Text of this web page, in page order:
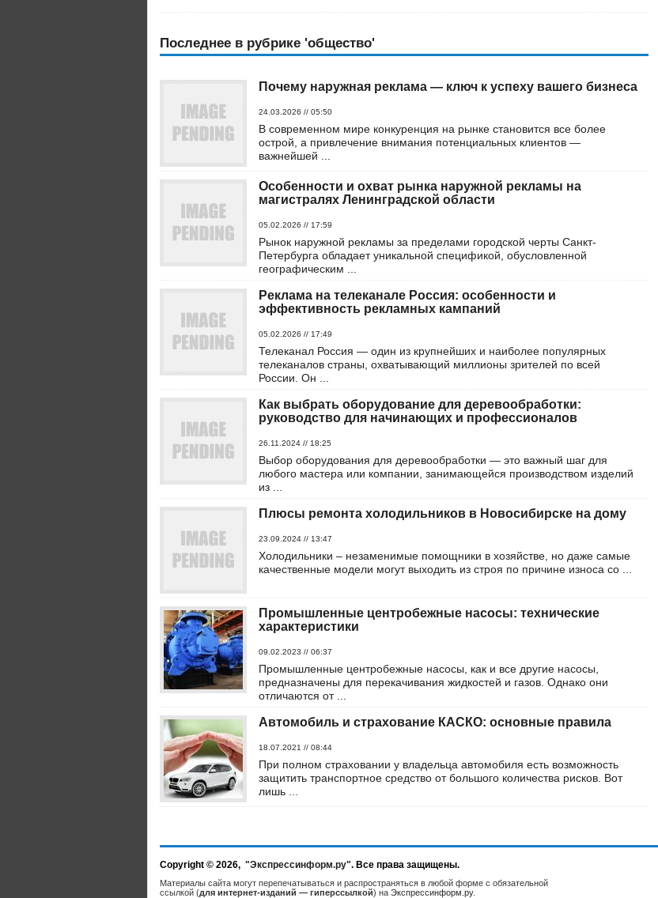
Последнее в рубрике 'общество'
Почему наружная реклама — ключ к успеху вашего бизнеса
24.03.2026 // 05:50
В современном мире конкуренция на рынке становится все более
острой, а привлечение внимания потенциальных клиентов —
важнейшей ...
Особенности и охват рынка наружной рекламы на
магистралях Ленинградской области
05.02.2026 // 17:59
Рынок наружной рекламы за пределами городской черты Санкт-
Петербурга обладает уникальной спецификой, обусловленной
географическим ...
Реклама на телеканале Россия: особенности и
эффективность рекламных кампаний
05.02.2026 // 17:49
Телеканал Россия — один из крупнейших и наиболее популярных
телеканалов страны, охватывающий миллионы зрителей по всей
России. Он ...
Как выбрать оборудование для деревообработки:
руководство для начинающих и профессионалов
26.11.2024 // 18:25
Выбор оборудования для деревообработки — это важный шаг для
любого мастера или компании, занимающейся производством изделий
из ...
Плюсы ремонта холодильников в Новосибирске на дому
23.09.2024 // 13:47
Холодильники – незаменимые помощники в хозяйстве, но даже самые
качественные модели могут выходить из строя по причине износа со ...
Промышленные центробежные насосы: технические
характеристики
09.02.2023 // 06:37
Промышленные центробежные насосы, как и все другие насосы,
предназначены для перекачивания жидкостей и газов. Однако они
отличаются от ...
Автомобиль и страхование КАСКО: основные правила
18.07.2021 // 08:44
При полном страховании у владельца автомобиля есть возможность
защитить транспортное средство от большого количества рисков. Вот
лишь ...
Copyright © 2026, "Экспрессинформ.ру". Все права защищены.
Материалы сайта могут перепечатываться и распространяться в любой форме с обязательной
ссылкой (для интернет-изданий — гиперссылкой) на Экспрессинформ.ру.